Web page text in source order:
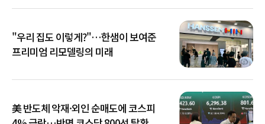
"우리 집도 이렇게?"…한샘이 보여준
프리미엄 리모델링의 미래
美 반도체 악재·외인 순매도에 코스피